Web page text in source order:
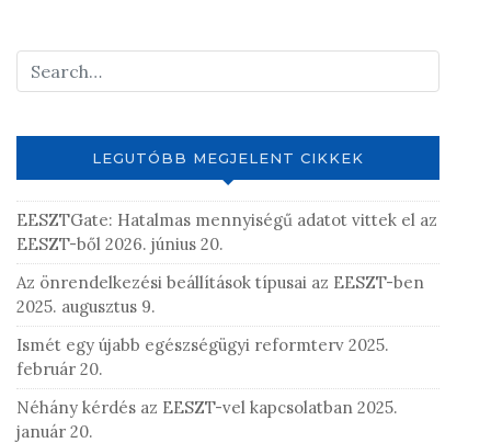
LEGUTÓBB MEGJELENT CIKKEK
EESZTGate: Hatalmas mennyiségű adatot vittek el az
EESZT-ből 2026. június 20.
Az önrendelkezési beállítások típusai az EESZT-ben
2025. augusztus 9.
Ismét egy újabb egészségügyi reformterv 2025.
február 20.
Néhány kérdés az EESZT-vel kapcsolatban 2025.
január 20.